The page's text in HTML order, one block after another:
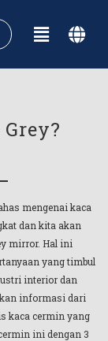
mengenai kaca
dan kita akan
mirror. Hal ini
yang timbul
interior dan
informasi dari
kaca cermin yang
ini dengan 3